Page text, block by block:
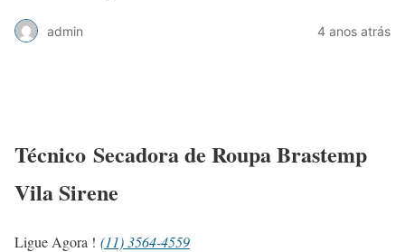
admin 4 anos atrás
Técnico Secadora de Roupa Brastemp
Vila Sirene
Ligue Agora ! (11) 3564-4559